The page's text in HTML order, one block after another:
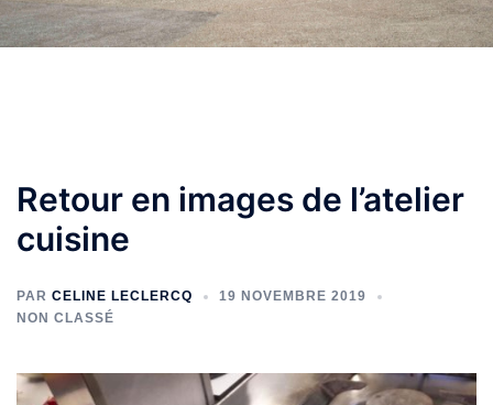
Retour en images de l’atelier
cuisine
PAR CELINE LECLERCQ
19 NOVEMBRE 2019
NON CLASSÉ